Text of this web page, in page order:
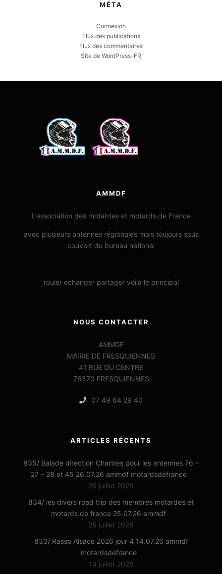
MÉTA
Connexion
Flux des publications
Flux des commentaires
Site de WordPress-FR
AMMDF
L’association des motardes et motards de France
avec plusieurs antennes régionales mais toujours sous
couvert du bureau national
rouler echanger partager voila le principal
NOUS CONTACTER
AMMDF
MAIRIE DE FRESQUIENNES
41 RUE DU CENTRE
76570 FRESQUIENNES
07 49 64 29 40
ARTICLES RÉCENTS
835/ Balade direction Chartres pour les antennes 76 –
27 – 28 et 45 26.07.26 ammdf motardsdefrance
26 juillet 2026
834/ les divers road trip des membres motardes et
motards de france 25.07.26 ammdf
25 juillet 2026
833/ Rasso Alsace 2026 jour 4 14.07.26 ammdf
motardsdefrance
14 juillet 2026